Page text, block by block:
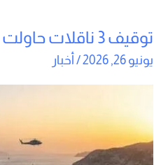
توقيف 3 ناقلات حاولت عبور هرمز دون تصريح
يونيو 26, 2026 / أخبار
توقيف
3
هرمز
دون